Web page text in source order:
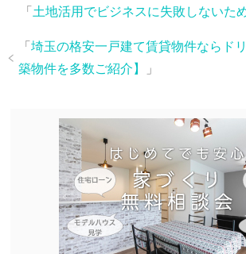
「 土地活用でビジネスに失敗しないた
「 埼玉の格安一戸建て賃貸物件ならド
築物件を多数ご紹介】
」